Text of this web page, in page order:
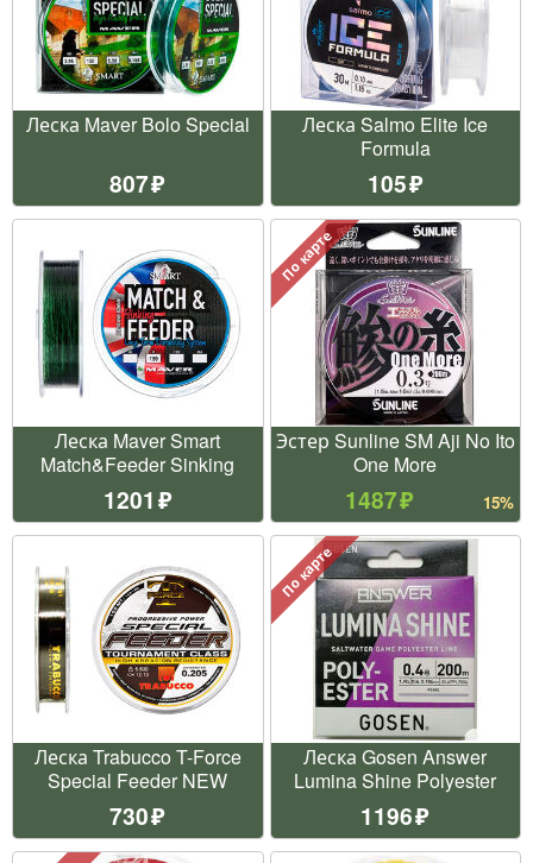
Леска Maver Bolo Special
807
Леска Salmo Elite Ice
Formula
105
Леска Maver Smart
Match&Feeder Sinking
1201
По карте
Эстер Sunline SM Aji No Ito
One More
1487 15%
Леска Trabucco T-Force
Special Feeder NEW
730
По карте
Леска Gosen Answer
Lumina Shine Polyester
1196